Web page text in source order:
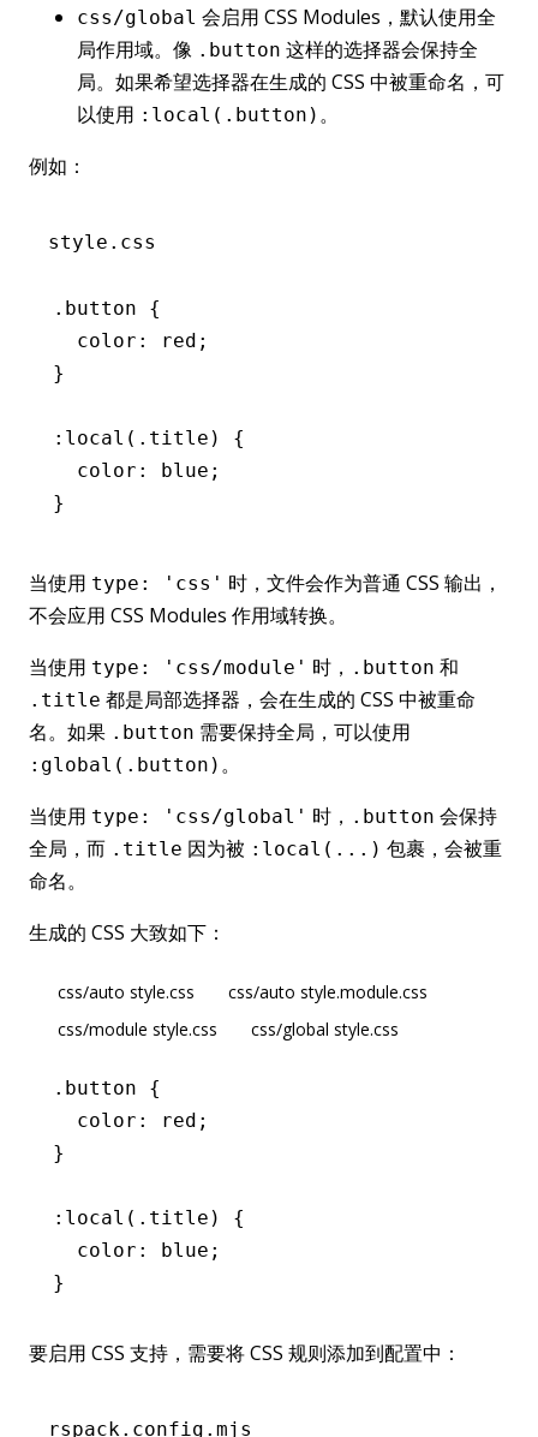
css/global 会启用 CSS Modules，默认使用全
局作用域。像 .button 这样的选择器会保持全
局。如果希望选择器在生成的 CSS 中被重命名，可
以使用 :local(.button) 。
例如：
style.css
.button {
  color
: red ;
}
:local( .title ) {
  color
: blue ;
}
当使用 type: 'css' 时，文件会作为普通 CSS 输出，
不会应用 CSS Modules 作用域转换。
当使用 type: 'css/module' 时， .button 和
.title 都是局部选择器，会在生成的 CSS 中被重命
名。如果 .button 需要保持全局，可以使用
:global(.button) 。
当使用 type: 'css/global' 时， .button 会保持
全局，而 .title 因为被 :local(...) 包裹，会被重
命名。
生成的 CSS 大致如下：
css/auto style.css
css/auto style.module.css
css/module style.css
css/global style.css
.button {
  color
: red ;
}
:local( .title ) {
  color
: blue ;
}
要启用 CSS 支持，需要将 CSS 规则添加到配置中：
rspack.config.mjs